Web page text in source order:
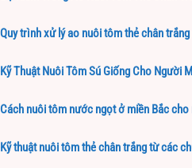
Quy trình xử lý ao nuôi tôm thẻ chân
Kỹ Thuật Nuôi Tôm Sú Giống Cho Người
Cách nuôi tôm nước ngọt ở miền Bắc
Kỹ thuật nuôi tôm thẻ chân trắng từ các